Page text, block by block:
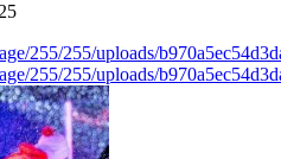
25
255/255/uploads/
255/255/uploads/